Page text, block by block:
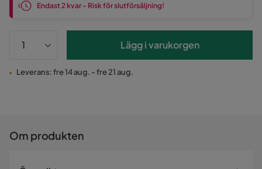
Endast 2 kvar - Risk för slutförsäljning!
Lägg i varukorgen
Leverans: fre 14 aug. - fre 21 aug.
Om produkten